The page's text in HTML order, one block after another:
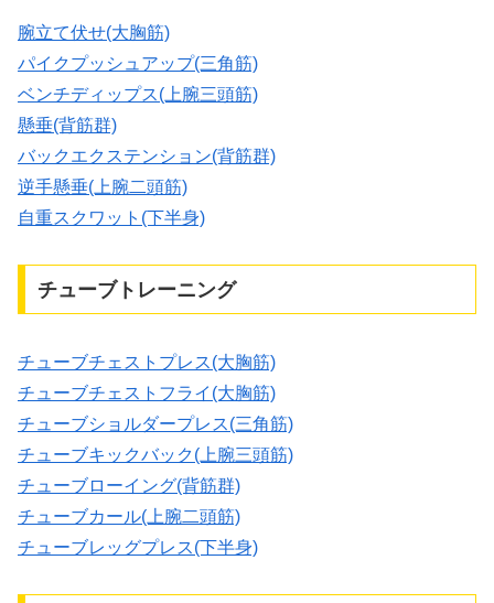
腕立て伏せ(大胸筋)
パイクプッシュアップ(三角筋)
ベンチディップス(上腕三頭筋)
懸垂(背筋群)
バックエクステンション(背筋群)
逆手懸垂(上腕二頭筋)
自重スクワット(下半身)
チューブトレーニング
チューブチェストプレス(大胸筋)
チューブチェストフライ(大胸筋)
チューブショルダープレス(三角筋)
チューブキックバック(上腕三頭筋)
チューブローイング(背筋群)
チューブカール(上腕二頭筋)
チューブレッグプレス(下半身)